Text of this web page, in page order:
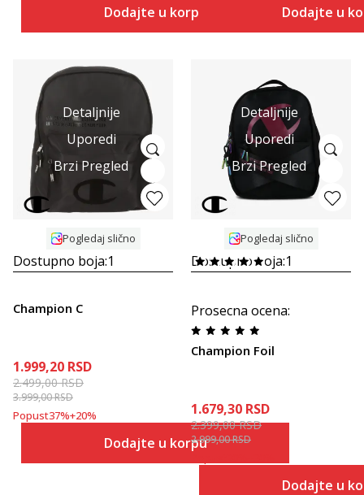
Dodajte u korpu Dodajte u
Detaljnije
Uporedi
Brzi Pregled
Pogledaj slično
Dostupno boja:1
Champion C
1.999,20 RSD
2.499,00RSD
3.999,00RSD
Popust37%+20%
Dodajte u korpu
Detaljnije
Uporedi
Brzi Pregled
Pogledaj slično
Dostupno boja:1
Prosecna ocena:
Champion Foil
1.679,30 RSD
2.399,00RSD
2.999,00RSD
Dodajte u